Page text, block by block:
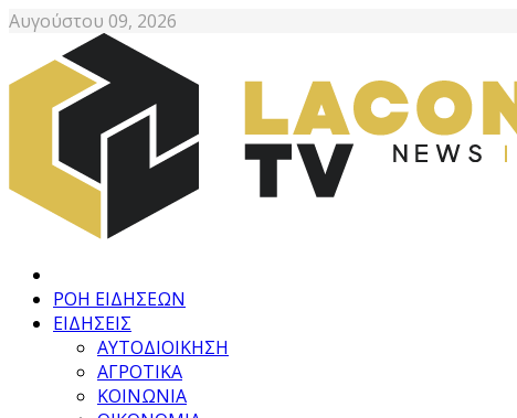
Αυγούστου 09, 2026
ΡΟΗ ΕΙΔΗΣΕΩΝ
ΕΙΔΗΣΕΙΣ
ΑΥΤΟΔΙΟΙΚΗΣΗ
ΑΓΡΟΤΙΚΑ
ΚΟΙΝΩΝΙΑ